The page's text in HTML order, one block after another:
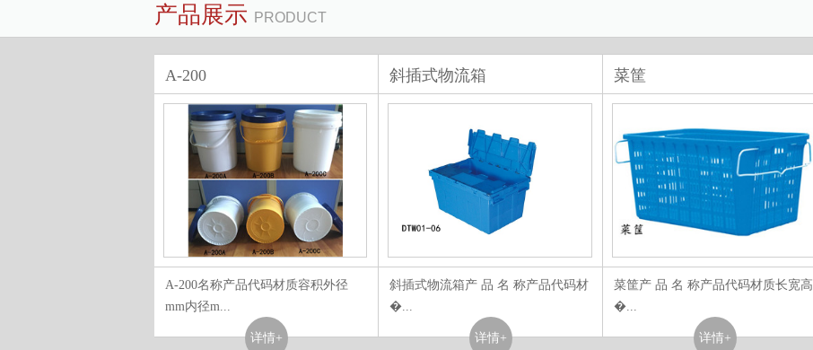
产品展示 PRODUCT
A-200
A-200名称产品代码材质容积外径
mm内径m...
详情+
斜插式物流箱
斜插式物流箱产 品 名 称产品代码材
�...
详情+
菜筐
菜筐产 品 名 称产品代码材质长宽高
�...
详情+